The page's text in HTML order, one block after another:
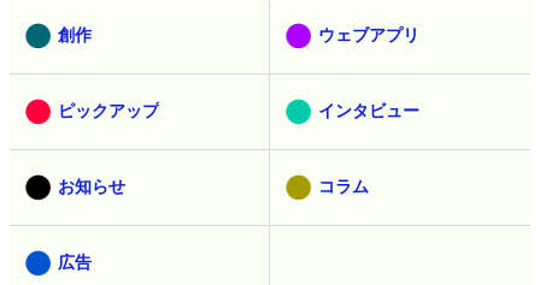
創作 ウェブアプリ
ピックアップ インタビュー
お知らせ コラム
広告